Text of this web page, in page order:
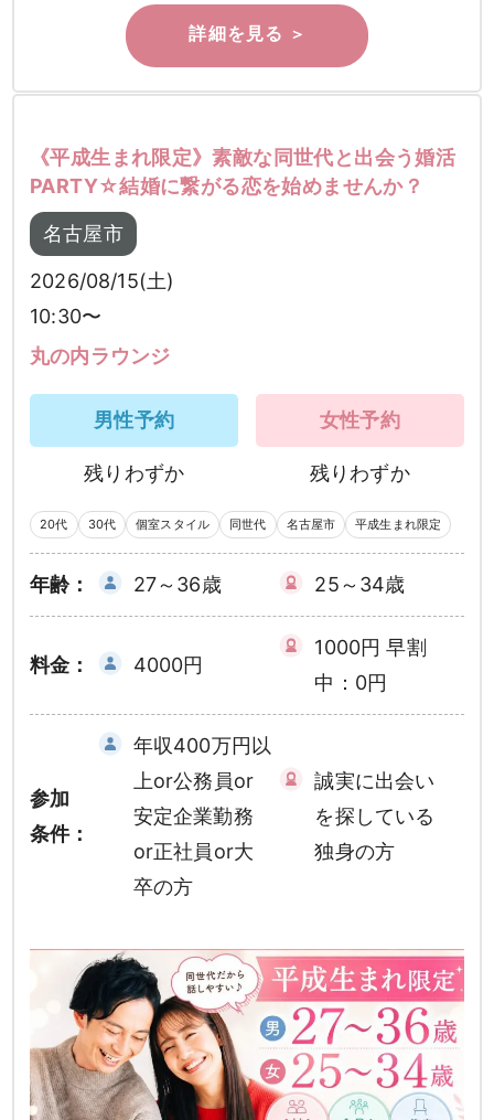
《平成生まれ限定》素敵な同世代と出会う婚活
PARTY☆結婚に繋がる恋を始めませんか？
名古屋市
2026/08/15(土)
10:30〜
丸の内ラウンジ
男性予約
残りわずか
女性予約
残りわずか
20代 30代 個室スタイル 同世代 名古屋市 平成生まれ限定
年齢： 27～36歳 25～34歳
料金： 4000円
1000円 早割
中：0円
参加
条件：
年収400万円以
上or公務員or
安定企業勤務
or正社員or大
卒の方
誠実に出会い
を探している
独身の方